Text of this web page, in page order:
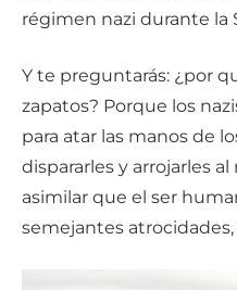
régimen nazi durante la
Y te preguntarás: ¿por
zapatos? Porque los
para atar las manos de
dispararles y arrojarles
asimilar que el ser
semejantes atrocidades,